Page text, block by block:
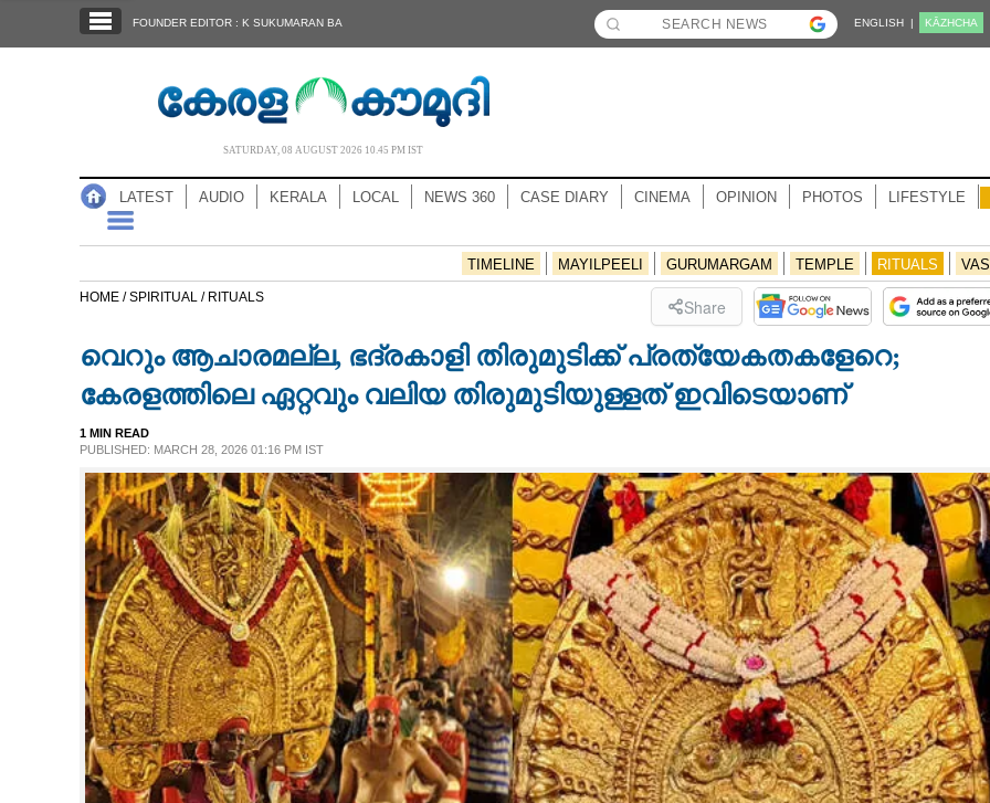
NOTIFIED NEWS
NEWS 360
CASE DIARY
LIFESTYLE
SPIRITUAL
FOUNDER EDITOR : K SUKUMARAN BA ENGLISH | KĀZHCHA
SATURDAY, 08 AUGUST 2026 10.45 PM IST
LATEST AUDIO KERALA LOCAL NEWS 360 CASE DIARY CINEMA OPINION PHOTOS LIFESTYLE
TIMELINE MAYILPEELI GURUMARGAM TEMPLE RITUALS
HOME /SPIRITUAL / RITUALS Share
വെറും ആചാരമല്ല, ഭദ്രകാളി തിരുമുടിക്ക് പ്രത്യേകതകളേറെ;
കേരളത്തിലെ ഏറ്റവും വലിയ തിരുമുടിയുള്ളത് ഇവിടെയാണ്
1 MIN READ
PUBLISHED: MARCH 28, 2026 01:16 PM IST